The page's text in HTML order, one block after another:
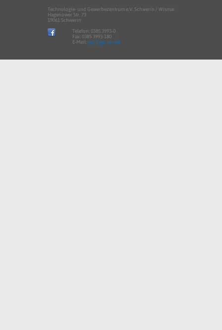
Technologie- und Gewerbezentrum e.V. Schwerin / Wismar
Hagenower Str. 73
19061 Schwerin
Telefon: 0385 3993-0
Fax: 0385 3993-180
E-Mail: tgz@tgz-mv.de